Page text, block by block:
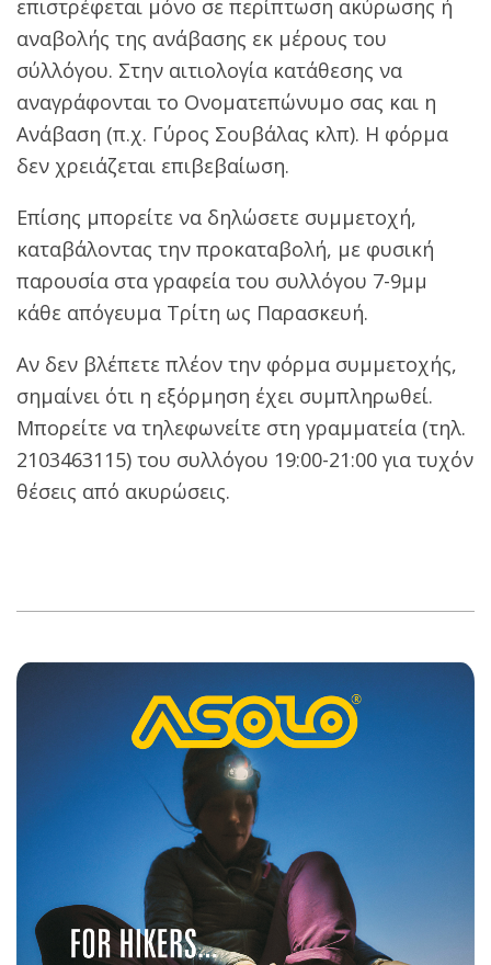
επιστρέφεται μόνο σε περίπτωση ακύρωσης ή
αναβολής της ανάβασης εκ μέρους του
σύλλόγου. Στην αιτιολογία κατάθεσης να
αναγράφονται το Ονοματεπώνυμο σας και η
Ανάβαση (π.χ. Γύρος Σουβάλας κλπ). Η φόρμα
δεν χρειάζεται επιβεβαίωση.
Επίσης μπορείτε να δηλώσετε συμμετοχή,
καταβάλοντας την προκαταβολή, με φυσική
παρουσία στα γραφεία του συλλόγου 7-9μμ
κάθε απόγευμα Τρίτη ως Παρασκευή.
Αν δεν βλέπετε πλέον την φόρμα συμμετοχής,
σημαίνει ότι η εξόρμηση έχει συμπληρωθεί.
Μπορείτε να τηλεφωνείτε στη γραμματεία (τηλ.
2103463115) του συλλόγου 19:00-21:00 για τυχόν
θέσεις από ακυρώσεις.
03-